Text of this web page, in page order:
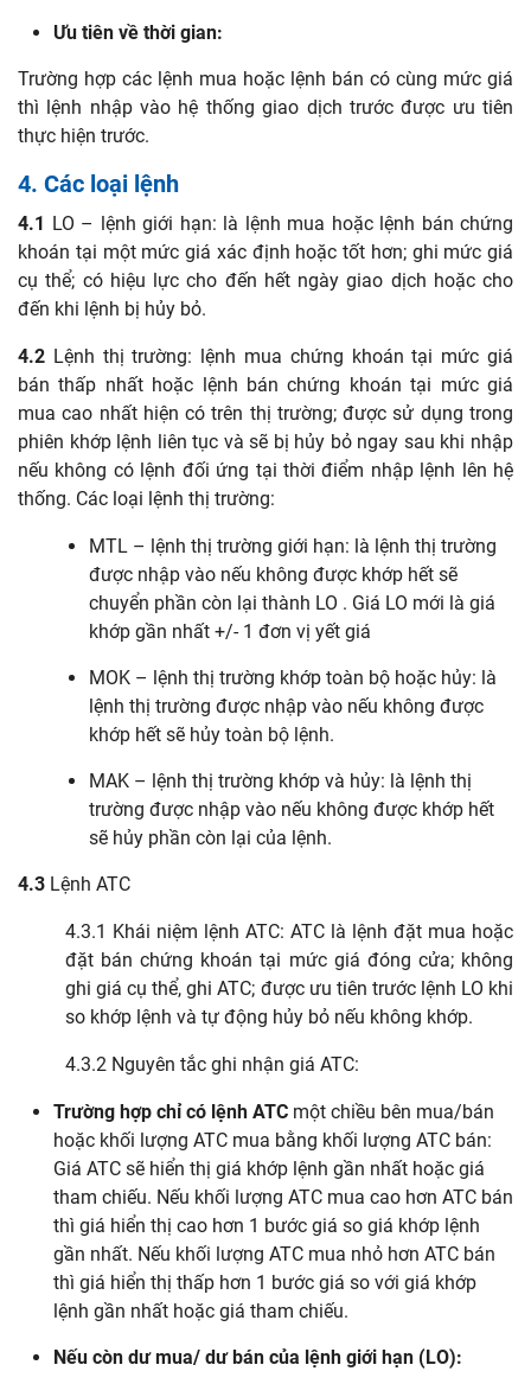
Ưu tiên về thời gian:
Trường hợp các lệnh mua hoặc lệnh bán có cùng mức giá
thì lệnh nhập vào hệ thống giao dịch trước được ưu tiên
thực hiện trước.
4. Các loại lệnh
4.1 LO – lệnh giới hạn: là lệnh mua hoặc lệnh bán chứng
khoán tại một mức giá xác định hoặc tốt hơn; ghi mức giá
cụ thể; có hiệu lực cho đến hết ngày giao dịch hoặc cho
đến khi lệnh bị hủy bỏ.
4.2 Lệnh thị trường: lệnh mua chứng khoán tại mức giá
bán thấp nhất hoặc lệnh bán chứng khoán tại mức giá
mua cao nhất hiện có trên thị trường; được sử dụng trong
phiên khớp lệnh liên tục và sẽ bị hủy bỏ ngay sau khi nhập
nếu không có lệnh đối ứng tại thời điểm nhập lệnh lên hệ
thống. Các loại lệnh thị trường:
MTL – lệnh thị trường giới hạn: là lệnh thị trường
được nhập vào nếu không được khớp hết sẽ
chuyển phần còn lại thành LO . Giá LO mới là giá
khớp gần nhất +/- 1 đơn vị yết giá
MOK – lệnh thị trường khớp toàn bộ hoặc hủy: là
lệnh thị trường được nhập vào nếu không được
khớp hết sẽ hủy toàn bộ lệnh.
MAK – lệnh thị trường khớp và hủy: là lệnh thị
trường được nhập vào nếu không được khớp hết
sẽ hủy phần còn lại của lệnh.
4.3 Lệnh ATC
4.3.1 Khái niệm lệnh ATC: ATC là lệnh đặt mua hoặc
đặt bán chứng khoán tại mức giá đóng cửa; không
ghi giá cụ thể, ghi ATC; được ưu tiên trước lệnh LO khi
so khớp lệnh và tự động hủy bỏ nếu không khớp.
4.3.2 Nguyên tắc ghi nhận giá ATC:
Trường hợp chỉ có lệnh ATC một chiều bên mua/bán
hoặc khối lượng ATC mua bằng khối lượng ATC bán:
Giá ATC sẽ hiển thị giá khớp lệnh gần nhất hoặc giá
tham chiếu. Nếu khối lượng ATC mua cao hơn ATC bán
thì giá hiển thị cao hơn 1 bước giá so giá khớp lệnh
gần nhất. Nếu khối lượng ATC mua nhỏ hơn ATC bán
thì giá hiển thị thấp hơn 1 bước giá so với giá khớp
lệnh gần nhất hoặc giá tham chiếu.
Nếu còn dư mua/ dư bán của lệnh giới hạn (LO):